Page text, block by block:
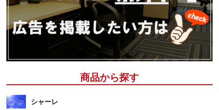
商品から探す
シャーレ